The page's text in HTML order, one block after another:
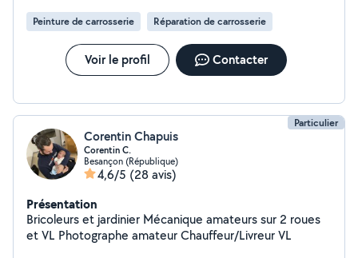
Peinture de carrosserie Réparation de carrosserie
Voir le profil Contacter
Particulier
Corentin Chapuis
Corentin C.
Besançon (République)
4,6/5 (28 avis)
Présentation
Bricoleurs et jardinier Mécanique amateurs sur 2 roues
et VL Photographe amateur Chauffeur/Livreur VL